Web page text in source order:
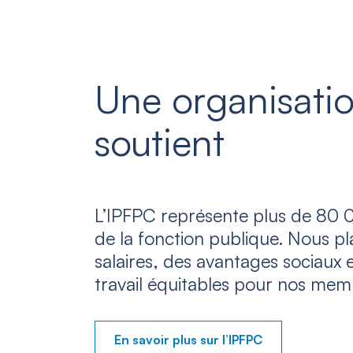
Une
soutient
L’IPFPC représente plus de 80
de la fonction publique. Nous
salaires, des avantages sociaux
travail équitables pour nos
En savoir plus sur l’IPFPC